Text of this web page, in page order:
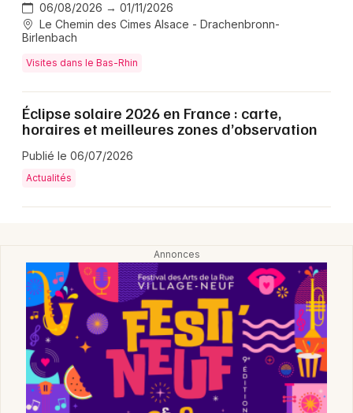
Mon email
Je m'abonne
06/08/2026 → 01/11/2026
Le Chemin des Cimes Alsace - Drachenbronn-
Birlenbach
Visites dans le Bas-Rhin
Éclipse solaire 2026 en France : carte,
horaires et meilleures zones d’observation
Publié le 06/07/2026
Actualités